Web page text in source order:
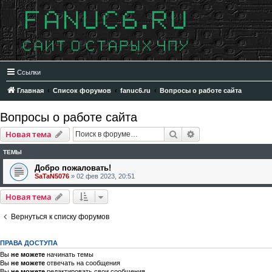
Ссылки
Главная Список форумов fanuc6.ru Вопросы о работе сайта
Вопросы о работе сайта
Новая тема Поиск
ТЕМЫ
Добро пожаловать!
SaTaN5076 » 02 фев 2023, 20:51
Новая тема
Вернуться к списку форумов
ПРАВА ДОСТУПА
Вы не можете начинать темы
Вы не можете отвечать на сообщения